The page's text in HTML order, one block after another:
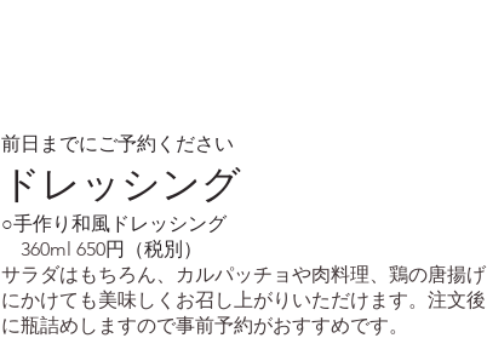
前日までにご予約ください
ドレッシング
○手作り和風ドレッシング
360ml 650円（税別）
​サラダはもちろん、カルパッチョや肉料理、鶏の唐揚げ
にかけても美味しくお召し上がりいただけます。注文後
に瓶詰めしますので事前予約がおすすめです。